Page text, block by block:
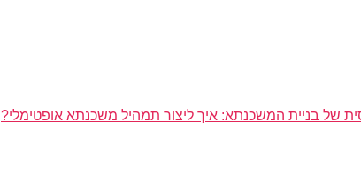
של בניית המשכנתא: איך ליצור תמהיל משכנתא אופטימלי?